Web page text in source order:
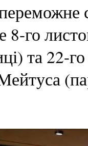
8-го
та 22-